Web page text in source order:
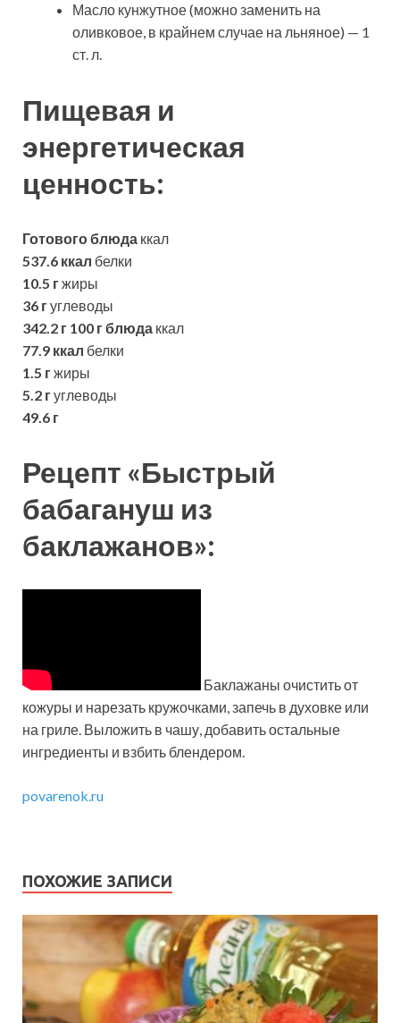
Масло кунжутное (можно заменить на
оливковое, в крайнем случае на льняное) — 1
ст. л.
Пищевая и
энергетическая
ценность:
Готового блюда ккал
537.6 ккал белки
10.5 гжиры
36 гуглеводы
342.2 г 100 г блюда ккал
77.9 ккал белки
1.5 гжиры
5.2 гуглеводы
49.6 г
Рецепт «Быстрый
бабагануш из
баклажанов»:
Баклажаны очистить от
кожуры и нарезать кружочками, запечь в духовке или
на гриле. Выложить в чашу, добавить остальные
ингредиенты и взбить блендером.
povarenok.ru
ПОХОЖИЕ ЗАПИСИ